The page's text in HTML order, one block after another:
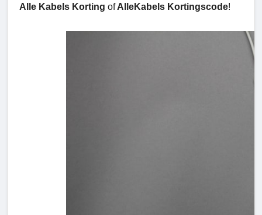
Alle Kabels Korting ofAlleKabels Kortingscode!